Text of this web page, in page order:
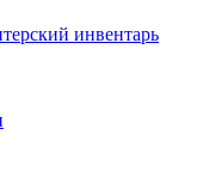
инвентарь